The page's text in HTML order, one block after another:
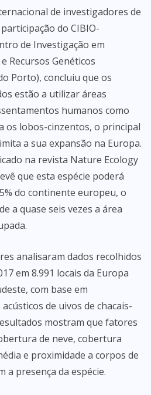
de investigadores de
do CIBIO-
de Investigação em
Recursos Genéticos
Porto), concluiu que os
estão a utilizar áreas
humanos como
os lobos-cinzentos, o principal
a sua expansão na Europa.
na revista Nature Ecology
que esta espécie poderá
do continente europeu, o
a quase seis vezes a área
analisaram dados recolhidos
em 8.991 locais da Europa
com base em
de uivos de chacais-
mostram que fatores
de neve, cobertura
e proximidade a corpos de
a presença da espécie.